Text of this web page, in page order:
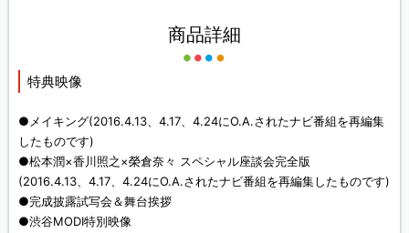
商品詳細
特典映像
●メイキング(2016.4.13、4.17、4.24にO.A.されたナビ番組を再編集
したものです)
●松本潤×香川照之×榮倉奈々 スペシャル座談会完全版
(2016.4.13、4.17、4.24にO.A.されたナビ番組を再編集したものです)
●完成披露試写会＆舞台挨拶
●渋谷MODI特別映像